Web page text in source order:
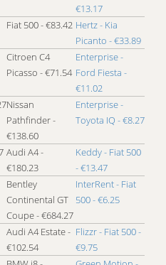
€13.17
Fiat 500 - €83.42 Hertz - Kia
Picanto - €33.89
Citroen C4
Picasso - €71.54
Enterprise -
Ford Fiesta -
€11.02
Nissan
Pathfinder -
€138.60
Enterprise -
Toyota IQ - €8.27
Audi A4 -
€180.23
Keddy - Fiat 500
- €13.47
Bentley
Continental GT
Coupe - €684.27
InterRent - Fiat
500 - €6.25
Audi A4 Estate -
€102.54
Flizzr - Fiat 500 -
€9.75